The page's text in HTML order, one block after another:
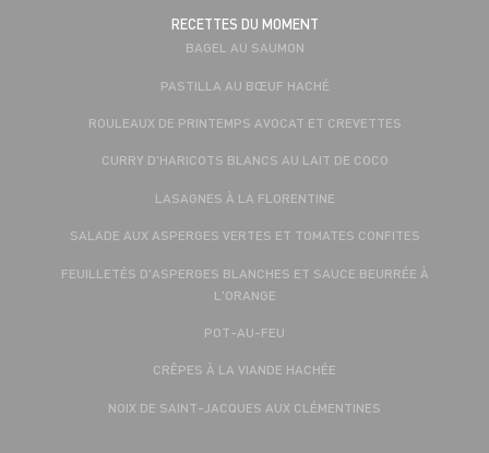
RECETTES DU MOMENT
BAGEL AU SAUMON
PASTILLA AU BŒUF HACHÉ
ROULEAUX DE PRINTEMPS AVOCAT ET CREVETTES
CURRY D'HARICOTS BLANCS AU LAIT DE COCO
LASAGNES À LA FLORENTINE
SALADE AUX ASPERGES VERTES ET TOMATES CONFITES
FEUILLETÉS D'ASPERGES BLANCHES ET SAUCE BEURRÉE À
L'ORANGE
POT-AU-FEU
CRÊPES À LA VIANDE HACHÉE
NOIX DE SAINT-JACQUES AUX CLÉMENTINES